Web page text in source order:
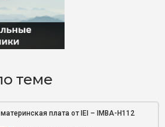
теме
плата от IEI – IMBA-H112